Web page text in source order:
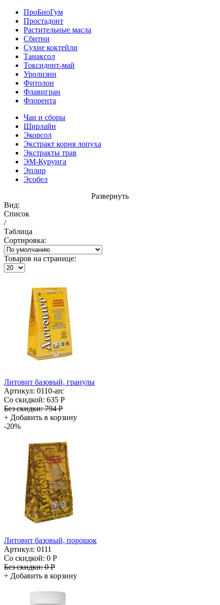
ПроБиоГум
Простадонт
Растительные масла
Сбитни
Сухие коктейли
Танаксол
Токсидонт-май
Уролизин
Фитолон
Флавигран
Флорента
Чаи и сборы
Ширлайн
Экорсол
Экстракт корня лопуха
Экстракты трав
ЭМ-Курунга
Эплир
Эсобел
Развернуть
Вид:
Список
/
Таблица
Сортировка:
Товаров на странице:
Литовит базовый, гранулы
Артикул: 0110-arc
Со скидкой: 635 Р
Без скидки:794 Р
+ Добавить в корзину
-20%
Литовит базовый, порошок
Артикул: 0111
Со скидкой: 0 Р
Без скидки:0 Р
+ Добавить в корзину